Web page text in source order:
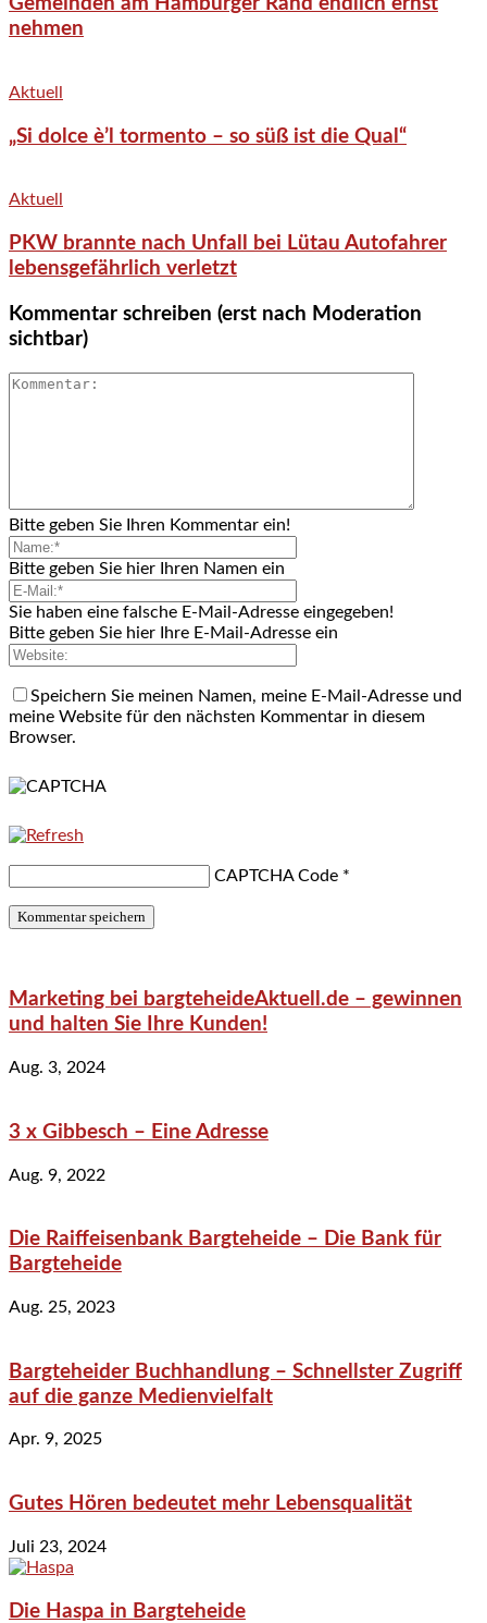
Gemeinden am Hamburger Rand endlich ernst
nehmen
Aktuell
„Si dolce è’l tormento – so süß ist die Qual“
Aktuell
PKW brannte nach Unfall bei Lütau Autofahrer
lebensgefährlich verletzt
Kommentar schreiben (erst nach Moderation
sichtbar)
Bitte geben Sie Ihren Kommentar ein!
Bitte geben Sie hier Ihren Namen ein
Sie haben eine falsche E-Mail-Adresse eingegeben!
Bitte geben Sie hier Ihre E-Mail-Adresse ein
Speichern Sie meinen Namen, meine E-Mail-Adresse und
meine Website für den nächsten Kommentar in diesem
Browser.
CAPTCHA Code *
Marketing bei bargteheideAktuell.de – gewinnen
und halten Sie Ihre Kunden!
Aug. 3, 2024
3 x Gibbesch – Eine Adresse
Aug. 9, 2022
Die Raiffeisenbank Bargteheide – Die Bank für
Bargteheide
Aug. 25, 2023
Bargteheider Buchhandlung – Schnellster Zugriff
auf die ganze Medienvielfalt
Apr. 9, 2025
Gutes Hören bedeutet mehr Lebensqualität
Juli 23, 2024
Die Haspa in Bargteheide